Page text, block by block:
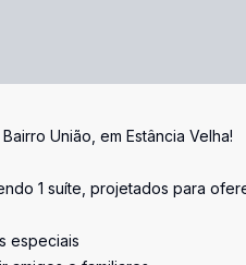
União, em Estância Velha!
1 suíte, projetados para
especiais